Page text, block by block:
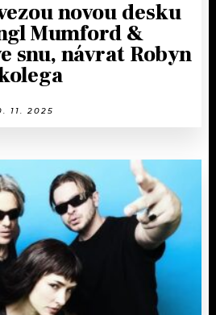
novou desku
Mumford &
snu, návrat Robyn
11. 2025